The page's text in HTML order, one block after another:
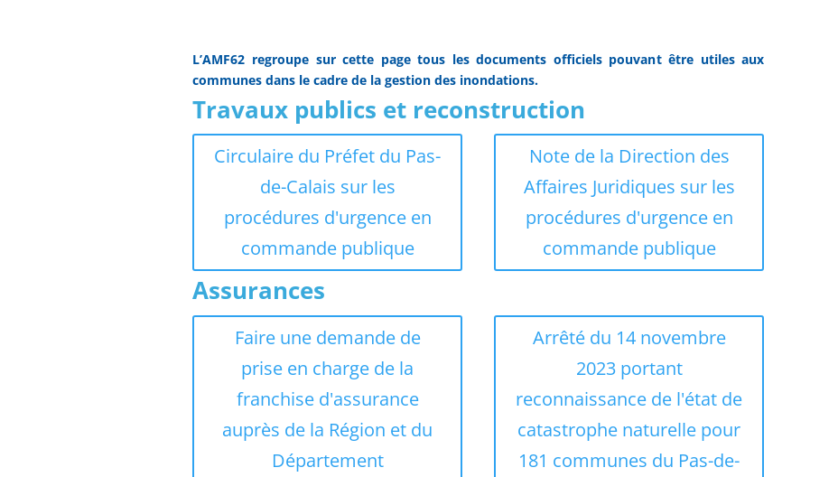
L’AMF62 regroupe sur cette page tous les documents officiels pouvant être utiles aux
communes dans le cadre de la gestion des inondations.
Travaux publics et reconstruction
Circulaire du Préfet du Pas-
de-Calais sur les
procédures d'urgence en
commande publique
Note de la Direction des
Affaires Juridiques sur les
procédures d'urgence en
commande publique
Assurances
Faire une demande de
prise en charge de la
franchise d'assurance
auprès de la Région et du
Département
Arrêté du 14 novembre
2023 portant
reconnaissance de l'état de
catastrophe naturelle pour
181 communes du Pas-de-